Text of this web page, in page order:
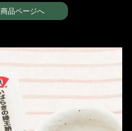
商品ページへ